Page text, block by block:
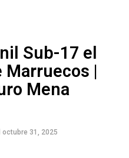
Sub-17 el
Marruecos |
Mena
octubre 31, 2025